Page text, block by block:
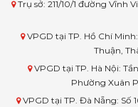
Trụ sở: 211/10/1 đường Vĩnh
VPGD tại TP. Hồ Chí
Thuận,
VPGD tại TP. Hà Nội:
Phường Xuân
VPGD tại TP. Đà Nẵng: Số